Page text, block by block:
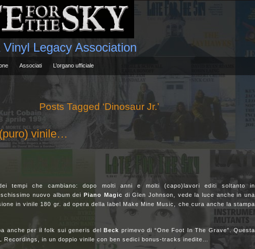
Vinyl Legacy Association
Associati L’organo ufficiale
Posts Tagged ‘Dinosaur Jr.’
vinile…
tempi che cambiano: dopo molti anni e molti (capo)lavori editi soltanto in
nuovo album dei Piano Magic di Glen Johnson, vede la luce anche in una
in vinile 180 gr. ad opera della label Make Mine Music, che cura anche la stampa
anche per il folk sui generis delBeck primevo di “One Foot In The Grave”. Questa
Recordings, in un doppio vinile con ben sedici bonus-tracks inedite…